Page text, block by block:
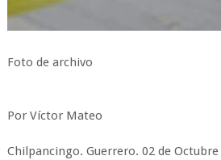
Foto de archivo
Por Víctor Mateo
Chilpancingo. Guerrero. 02 de